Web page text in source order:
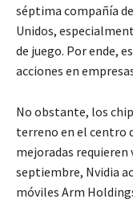
séptima compañía
Unidos,
de juego. Por ende,
acciones en
No obstante, los
terreno en el centro
mejoradas requieren
septiembre, Nvidia
móviles Arm